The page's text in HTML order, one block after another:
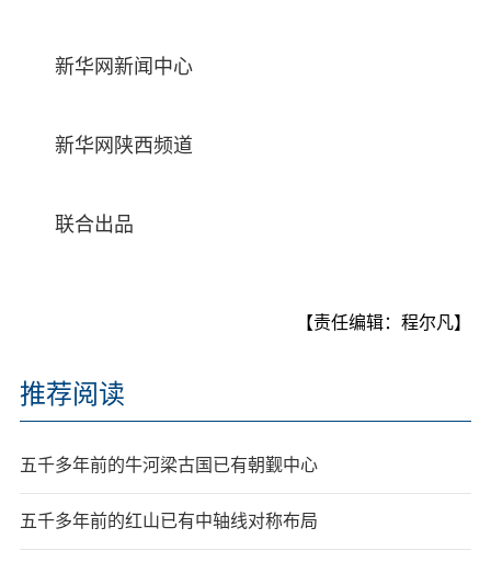
新华网新闻中心
新华网陕西频道
联合出品
【责任编辑：程尔凡】
推荐阅读
五千多年前的牛河梁古国已有朝觐中心
五千多年前的红山已有中轴线对称布局